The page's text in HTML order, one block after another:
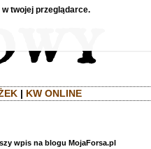
| KW ONLINE
wpis na blogu MojaForsa.pl
twojej przeglądarce.